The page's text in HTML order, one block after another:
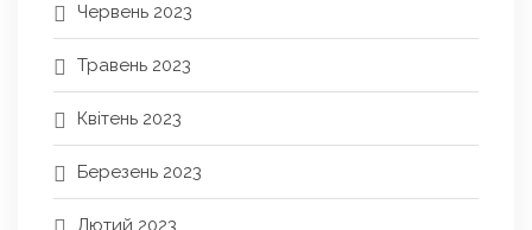
Червень 2023
Травень 2023
Квітень 2023
Березень 2023
Лютий 2023